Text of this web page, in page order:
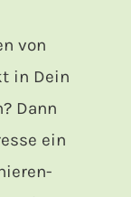
von
in Dein
Dann
ein